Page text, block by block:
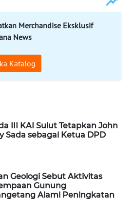
Merchandise Eksklusif
News
Katalog
III KAI Sulut Tetapkan John
Sada sebagai Ketua DPD
Geologi Sebut Aktivitas
Gunung
Alami Peningkatan